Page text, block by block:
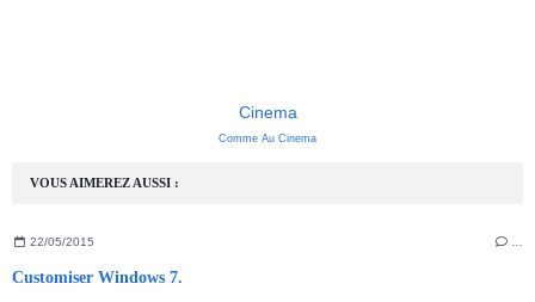
VOUS AIMEREZ AUSSI :
22/05/2015
Customiser Windows 7.
Cinema
Comme Au Cinema